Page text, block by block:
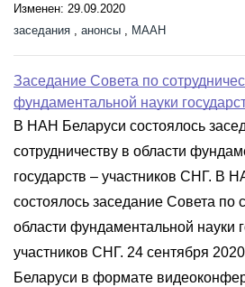
Изменен: 29.09.2020
заседания
анонсы МААН
Заседание Совета по
фундаментальной науки
В НАН Беларуси состоялось
сотрудничеству в области
государств – участников СНГ. В
состоялось заседание Совета по
области фундаментальной науки
участников СНГ. 24 сентября
Беларуси в формате